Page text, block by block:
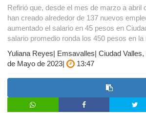
Refirió que, desde el mes de marzo a abril
han creado alrededor de 137 nuevos
aumentado el salario en 45 pesos en
salario promedio ronda los 450 pesos en la
Yuliana Reyes| Emsavalles| Ciudad
de Mayo de 2023|
13:47